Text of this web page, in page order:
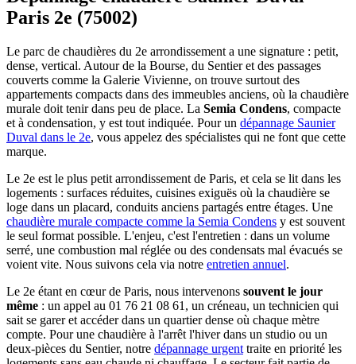
Paris 2e (75002)
Le parc de chaudières du 2e arrondissement a une signature : petit,
dense, vertical. Autour de la Bourse, du Sentier et des passages
couverts comme la Galerie Vivienne, on trouve surtout des
appartements compacts dans des immeubles anciens, où la chaudière
murale doit tenir dans peu de place. La Semia Condens, compacte
et à condensation, y est tout indiquée. Pour un dépannage Saunier
Duval dans le 2e, vous appelez des spécialistes qui ne font que cette
marque.
Le 2e est le plus petit arrondissement de Paris, et cela se lit dans les
logements : surfaces réduites, cuisines exiguës où la chaudière se
loge dans un placard, conduits anciens partagés entre étages. Une
chaudière murale compacte comme la Semia Condens y est souvent
le seul format possible. L'enjeu, c'est l'entretien : dans un volume
serré, une combustion mal réglée ou des condensats mal évacués se
voient vite. Nous suivons cela via notre entretien annuel.
Le 2e étant en cœur de Paris, nous intervenons souvent le jour
même : un appel au 01 76 21 08 61, un créneau, un technicien qui
sait se garer et accéder dans un quartier dense où chaque mètre
compte. Pour une chaudière à l'arrêt l'hiver dans un studio ou un
deux-pièces du Sentier, notre dépannage urgent traite en priorité les